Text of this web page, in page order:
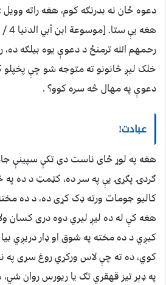
دعوه ځان نه بدرنګه کوم، هغه راته
رحمهم الله ترمنځ د دعوې یوه بیلګه
خلک لیږ ځانونو ته متوجه شو چې
دعوې په مهال څه سره کوو؟ .
عبادت!
هغه په لوړ ځای ناست دی تکې سپینې
ګردۍ پګړۍ یې په سر ده، کټمټ د ده په
کالیو جومات ورته ډک کړی ده، د ده مخته
هغه کې له ده لیږ لیري دوه دری کسان
کیږي د ده مخته په شوق او ډار دریږي
کوي، ده ته چې لاس ورکړي روغ سړی په
په ډېر تیز قهقري تګ یا ریورس روان